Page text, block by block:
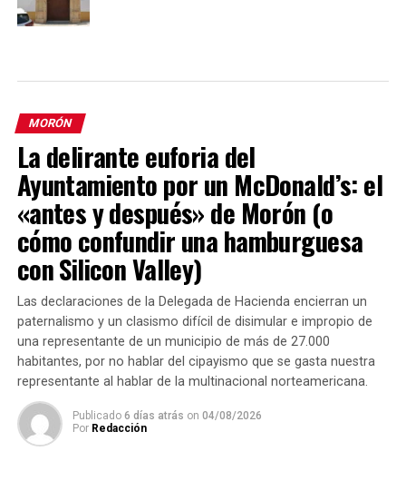
MORÓN
La delirante euforia del
Ayuntamiento por un McDonald’s: el
«antes y después» de Morón (o
cómo confundir una hamburguesa
con Silicon Valley)
Las declaraciones de la Delegada de Hacienda encierran un
paternalismo y un clasismo difícil de disimular e impropio de
una representante de un municipio de más de 27.000
habitantes, por no hablar del cipayismo que se gasta nuestra
representante al hablar de la multinacional norteamericana.
Publicado 6 días atrás on 04/08/2026
Por Redacción